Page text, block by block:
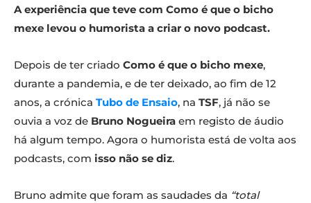
A experiência que teve com Como é que o bicho
mexe levou o humorista a criar o novo podcast.
Depois de ter criado Como é que o bicho mexe,
durante a pandemia, e de ter deixado, ao fim de 12
anos, a crónica Tubo de Ensaio, na TSF, já não se
ouvia a voz de Bruno Nogueira em registo de áudio
há algum tempo. Agora o humorista está de volta aos
podcasts, com isso não se diz.
Bruno admite que foram as saudades da “total